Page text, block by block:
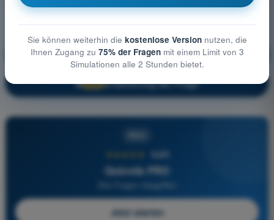
Betriebliche Verfahren Ausbildung!
🔒 PRO Erläuterung der Frage
4,6/5
Quizvds PRO
Alle Fragen inbegriffen
Jetzt starten
Sie können weiterhin die kostenlose Versionnutzen, die
Ihnen Zugang zu 75% der Fragenmit einem Limit von 3
Simulationen alle 2 Stunden bietet.